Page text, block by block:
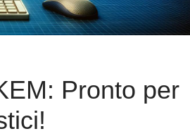
Pronto per